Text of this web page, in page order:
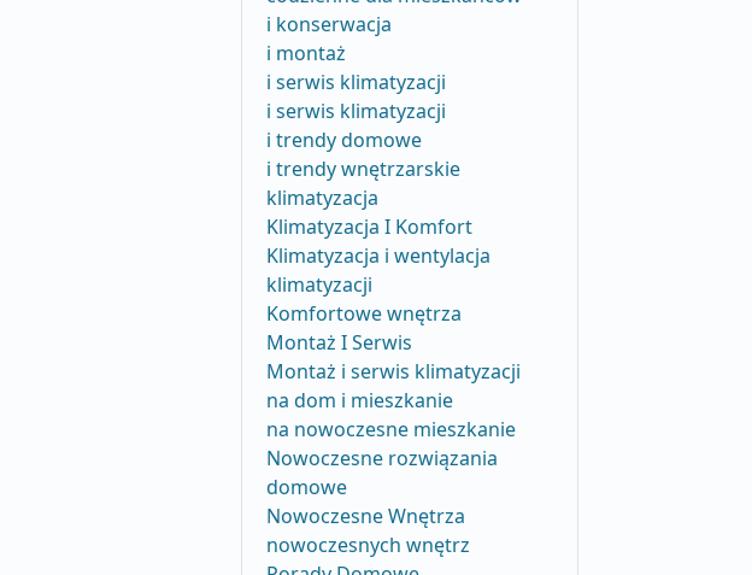
i konserwacja
i montaż
i serwis klimatyzacji
i serwis klimatyzacji
i trendy domowe
i trendy wnętrzarskie
klimatyzacja
Klimatyzacja I Komfort
Klimatyzacja i wentylacja
klimatyzacji
Komfortowe wnętrza
Montaż I Serwis
Montaż i serwis klimatyzacji
na dom i mieszkanie
na nowoczesne mieszkanie
Nowoczesne rozwiązania
domowe
Nowoczesne Wnętrza
nowoczesnych wnętrz